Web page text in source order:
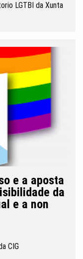
LGTBI da Xunta
e a aposta
da
e a non
CIG